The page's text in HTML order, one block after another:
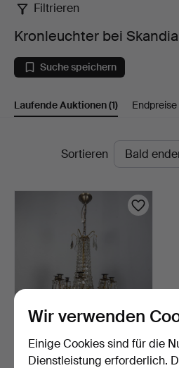
Kronleuchter
bei
Skandia
Auktion
Filtrieren
Kronleuchter bei
Suche speichern
Laufende Auktionen(1) Endpreise
LaufendeSortieren
KRONLEUCHTER, Ende
des 19. Jahrhunderts, o…
Wir verwenden
Einige Cookies sind für die
Dienstleistung erforderlich.